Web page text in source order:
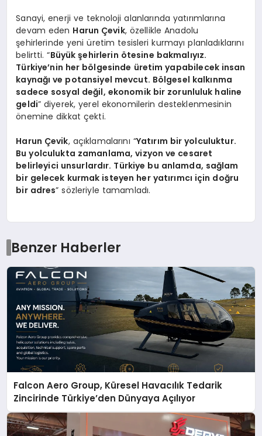
Sanayi, enerji ve teknoloji alanlarında yatırımlarına
devam eden Harun Çevik, özellikle Anadolu
şehirlerinde yeni üretim tesisleri kurmayı planladıklarını
belirtti. “Büyük şehirlerin ötesine bakmalıyız.
Türkiye’nin her bölgesinde üretim yapabilecek insan
kaynağı ve potansiyel mevcut. Bölgesel kalkınma
sadece sosyal değil, ekonomik bir zorunluluk haline
geldi” diyerek, yerel ekonomilerin desteklenmesinin
önemine dikkat çekti.
Harun Çevik, açıklamalarını “Yatırım bir yolculuktur.
Bu yolculukta zamanlama, vizyon ve cesaret
belirleyici unsurlardır. Türkiye bu anlamda, sağlam
bir gelecek kurmak isteyen her yatırımcı için doğru
bir adres” sözleriyle tamamladı.
Benzer Haberler
Falcon Aero Group, Küresel Havacılık Tedarik
Zincirinde Türkiye’den Dünyaya Açılıyor